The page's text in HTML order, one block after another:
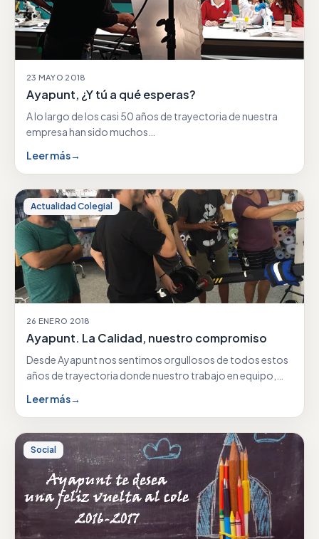
23 MAYO 2018
Ayapunt, ¿Y tú a qué esperas?
A lo largo de los casi 50 años de trayectoria de nuestra
empresa han sido muchos…
Leer más→
Actualidad Colegial
26 ENERO 2018
Ayapunt. La Calidad, nuestro compromiso
Desde Ayapunt nos sentimos orgullosos de todos estos
años de trayectoria donde nuestro trabajo en equipo,
Leer más→
Social